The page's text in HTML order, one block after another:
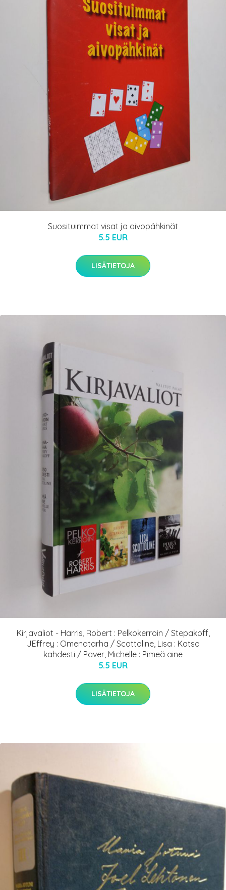
Suosituimmat visat ja aivopähkinät
5.5 EUR
LISÄTIETOJA
Kirjavaliot - Harris, Robert : Pelkokerroin / Stepakoff,
JEffrey : Omenatarha / Scottoline, Lisa : Katso
kahdesti / Paver, Michelle : Pimeä aine
5.5 EUR
LISÄTIETOJA